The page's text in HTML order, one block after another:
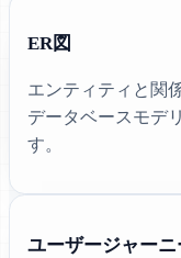
ER図
エンティティと関
データベースモデ
す。
ユーザージャーニ